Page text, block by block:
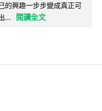
的興趣一步步變成真正可
...
閱讀全文